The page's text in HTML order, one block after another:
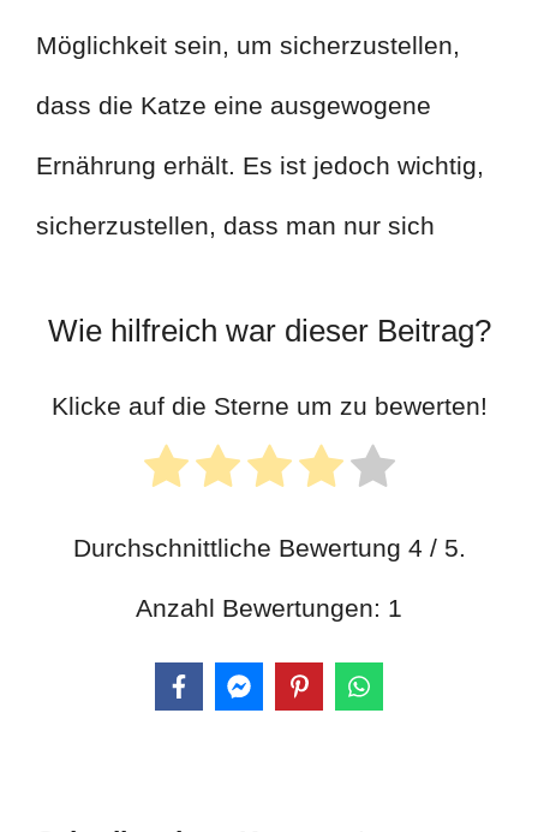
Möglichkeit sein, um sicherzustellen,
dass die Katze eine ausgewogene
Ernährung erhält. Es ist jedoch wichtig,
sicherzustellen, dass man nur sich
Wie hilfreich war dieser Beitrag?
Klicke auf die Sterne um zu bewerten!
Durchschnittliche Bewertung 4 / 5.
Anzahl Bewertungen: 1